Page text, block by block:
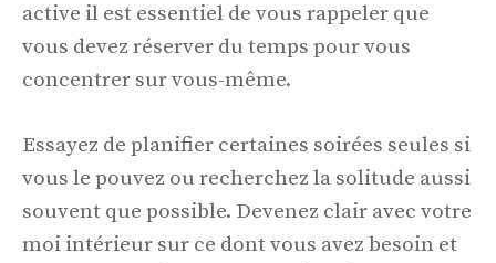
active il est essentiel de vous rappeler que
vous devez réserver du temps pour vous
concentrer sur vous-même.
Essayez de planifier certaines soirées seules si
vous le pouvez ou recherchez la solitude aussi
souvent que possible. Devenez clair avec votre
moi intérieur sur ce dont vous avez besoin et